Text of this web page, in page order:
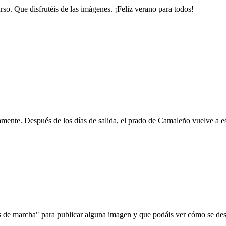
Que disfrutéis de las imágenes. ¡Feliz verano para todos!
Después de los días de salida, el prado de Camaleño vuelve a
marcha" para publicar alguna imagen y que podáis ver cómo se